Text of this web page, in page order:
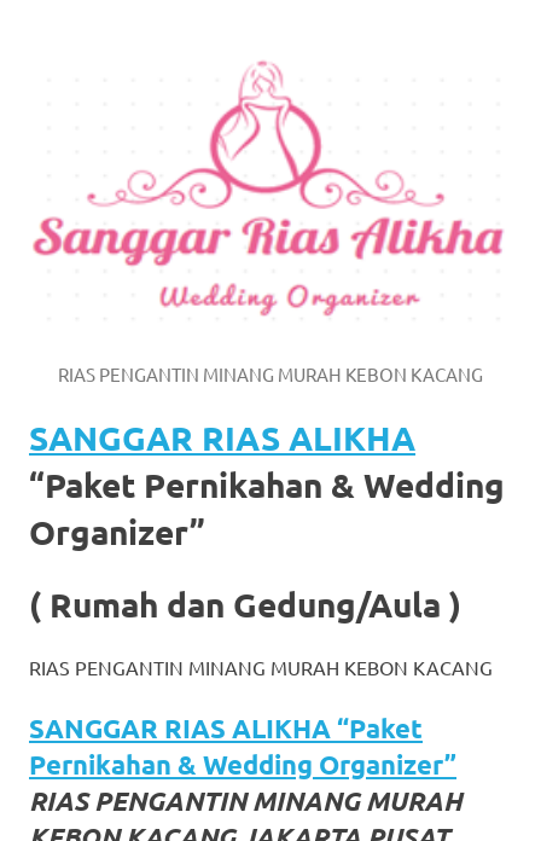
https://www.watchesb.com
these
comment
here
replica
watches
favorite
replica
watches.
24
RIAS PENGANTIN MINANG MURAH KEBON KACANG
SANGGAR RIAS ALIKHA
“Paket Pernikahan & Wedding
Organizer”
( Rumah dan Gedung/Aula )
RIAS PENGANTIN MINANG MURAH KEBON KACANG
SANGGAR RIAS ALIKHA “Paket
Pernikahan & Wedding Organizer”
RIAS PENGANTIN MINANG MURAH